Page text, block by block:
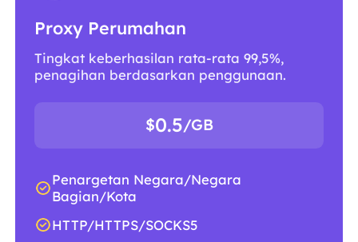
Proxy Perumahan
Tingkat keberhasilan rata-rata 99,5%,
penagihan berdasarkan penggunaan.
$0.5/GB
Penargetan Negara/Negara
Bagian/Kota
HTTP/HTTPS/SOCKS5